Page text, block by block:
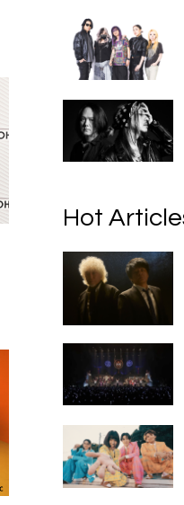
Hot